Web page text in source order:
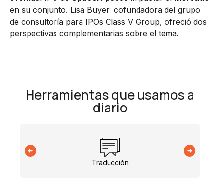
en su conjunto. Lisa Buyer, cofundadora del grupo
de consultoría para IPOs Class V Group, ofreció dos
perspectivas complementarias sobre el tema.
Herramientas que usamos a
diario
Traducción